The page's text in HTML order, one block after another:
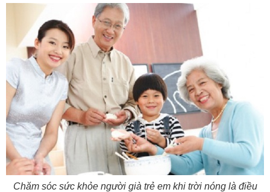
Chăm sóc sức khỏe người già trẻ em khi trời nóng là điều